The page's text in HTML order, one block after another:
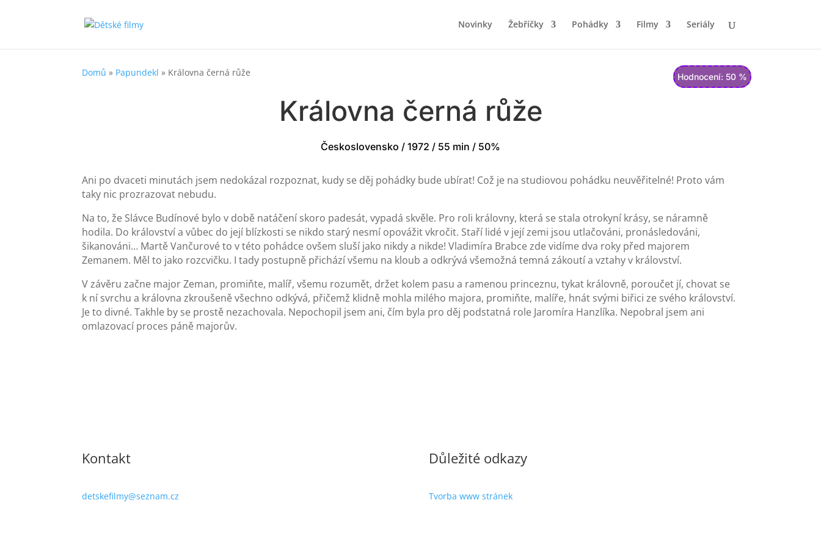
Novinky Žebříčky Pohádky Filmy Seriály
Hodnocení: 50 %
Domů » Papundekl » Královna černá růže
Královna černá růže
Československo / 1972 / 55 min / 50%
Ani po dvaceti minutách jsem nedokázal rozpoznat, kudy se děj pohádky bude ubírat! Což je na studiovou pohádku neuvěřitelné! Proto vám
taky nic prozrazovat nebudu.
Na to, že Slávce Budínové bylo v době natáčení skoro padesát, vypadá skvěle. Pro roli královny, která se stala otrokyní krásy, se náramně
hodila. Do království a vůbec do její blízkosti se nikdo starý nesmí opovážit vkročit. Staří lidé v její zemi jsou utlačováni, pronásledováni,
šikanováni… Martě Vančurové to v této pohádce ovšem sluší jako nikdy a nikde! Vladimíra Brabce zde vidíme dva roky před majorem
Zemanem. Měl to jako rozcvičku. I tady postupně přichází všemu na kloub a odkrývá všemožná temná zákoutí a vztahy v království.
V závěru začne major Zeman, promiňte, malíř, všemu rozumět, držet kolem pasu a ramenou princeznu, tykat královně, poroučet jí, chovat se
k ní svrchu a královna zkroušeně všechno odkývá, přičemž klidně mohla milého majora, promiňte, malíře, hnát svými biřici ze svého království.
Je to divné. Takhle by se prostě nezachovala. Nepochopil jsem ani, čím byla pro děj podstatná role Jaromíra Hanzlíka. Nepobral jsem ani
omlazovací proces páně majorův.
Kontakt
detskefilmy@seznam.cz
Důležité odkazy
Tvorba www stránek